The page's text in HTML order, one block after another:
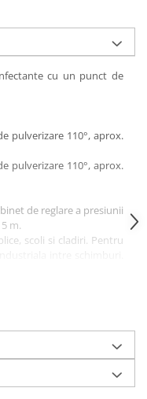
cu un punct de
pulverizare 110°, aprox.
pulverizare 110°, aprox.
de reglare a presiunii
m.
scoli si cladiri. Pentru